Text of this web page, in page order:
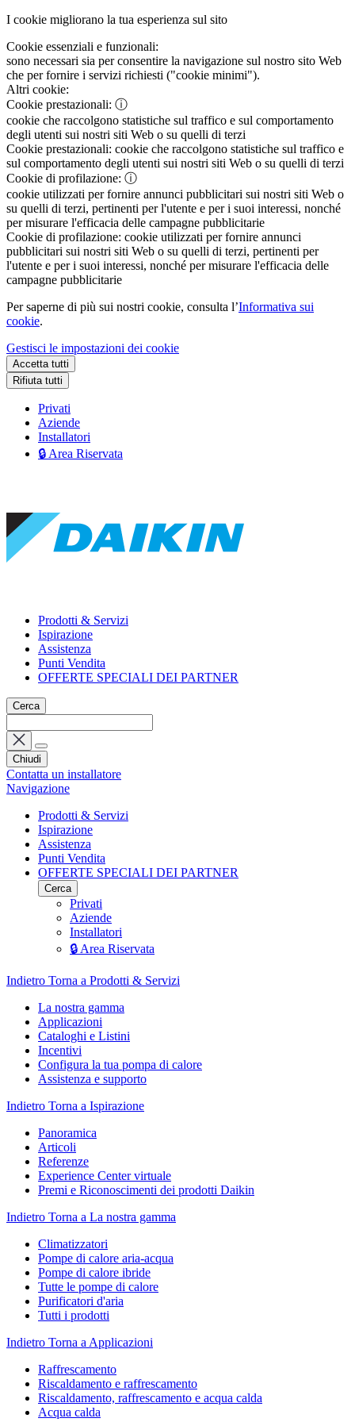
I cookie migliorano la tua esperienza sul sito
Cookie essenziali e funzionali:
sono necessari sia per consentire la navigazione sul nostro sito Web
che per fornire i servizi richiesti ("cookie minimi").
Altri cookie:
Cookie prestazionali: ⓘ
cookie che raccolgono statistiche sul traffico e sul comportamento
degli utenti sui nostri siti Web o su quelli di terzi
Cookie prestazionali: cookie che raccolgono statistiche sul traffico e
sul comportamento degli utenti sui nostri siti Web o su quelli di terzi
Cookie di profilazione: ⓘ
cookie utilizzati per fornire annunci pubblicitari sui nostri siti Web o
su quelli di terzi, pertinenti per l'utente e per i suoi interessi, nonché
per misurare l'efficacia delle campagne pubblicitarie
Cookie di profilazione: cookie utilizzati per fornire annunci
pubblicitari sui nostri siti Web o su quelli di terzi, pertinenti per
l'utente e per i suoi interessi, nonché per misurare l'efficacia delle
campagne pubblicitarie
Per saperne di più sui nostri cookie, consulta l’Informativa sui
cookie.
Gestisci le impostazioni dei cookie
Accetta tutti
Rifiuta tutti
Privati
Aziende
Installatori
🔒 Area Riservata
Prodotti & Servizi
Ispirazione
Assistenza
Punti Vendita
OFFERTE SPECIALI DEI PARTNER
Cerca
Chiudi
Contatta un installatore
Navigazione
Prodotti & Servizi
Ispirazione
Assistenza
Punti Vendita
OFFERTE SPECIALI DEI PARTNER
Cerca
Privati
Aziende
Installatori
🔒 Area Riservata
Indietro Torna a Prodotti & Servizi
La nostra gamma
Applicazioni
Cataloghi e Listini
Incentivi
Configura la tua pompa di calore
Assistenza e supporto
Indietro Torna a Ispirazione
Panoramica
Articoli
Referenze
Experience Center virtuale
Premi e Riconoscimenti dei prodotti Daikin
Indietro Torna a La nostra gamma
Climatizzatori
Pompe di calore aria-acqua
Pompe di calore ibride
Tutte le pompe di calore
Purificatori d'aria
Tutti i prodotti
Indietro Torna a Applicazioni
Raffrescamento
Riscaldamento e raffrescamento
Riscaldamento, raffrescamento e acqua calda
Acqua calda